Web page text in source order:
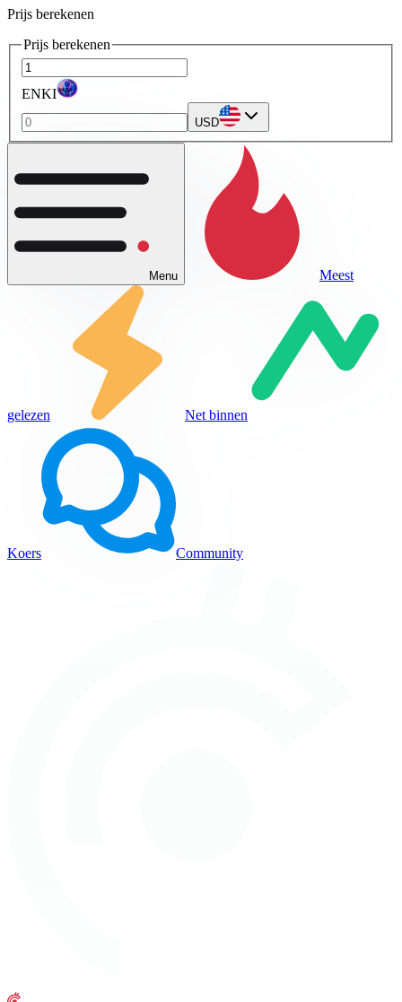
Prijs berekenen
Prijs berekenen
ENKI
USD
Menu Meest
gelezen Net binnen
Koers Community